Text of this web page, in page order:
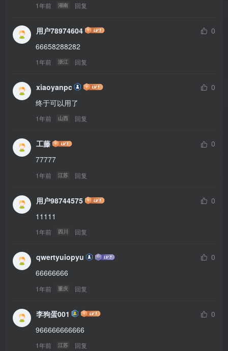
1年前 湖南 回复
用户78974604
0
66658288282
1年前 浙江 回复
xiaoyanpc
0
终于可以用了
1年前 山西 回复
工藤
0
77777
1年前 江苏 回复
用户98744575
0
11111
1年前 四川 回复
qwertyuiopyu
0
66666666
1年前 重庆 回复
李狗蛋001
0
966666666666
1年前 江苏 回复